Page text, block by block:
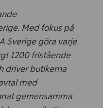
Med fokus på
Sverige göra varje
1200 fristående
driver butikerna
med
gemensamma